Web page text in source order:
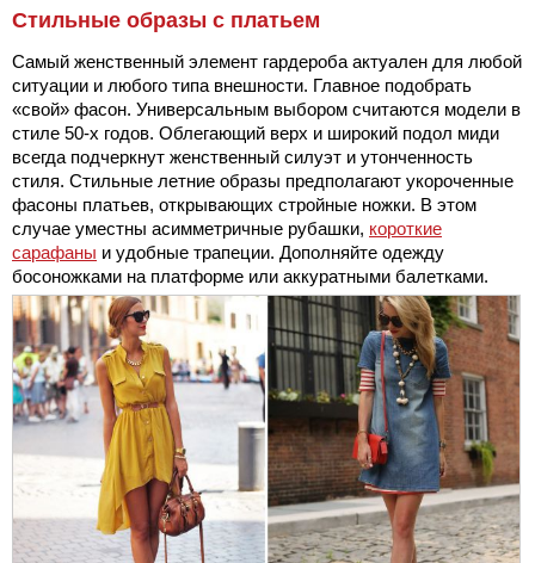
Стильные образы с платьем
Самый женственный элемент гардероба актуален для любой
ситуации и любого типа внешности. Главное подобрать
«свой» фасон. Универсальным выбором считаются модели в
стиле 50-х годов. Облегающий верх и широкий подол миди
всегда подчеркнут женственный силуэт и утонченность
стиля. Стильные летние образы предполагают укороченные
фасоны платьев, открывающих стройные ножки. В этом
случае уместны асимметричные рубашки, короткие
сарафаны и удобные трапеции. Дополняйте одежду
босоножками на платформе или аккуратными балетками.